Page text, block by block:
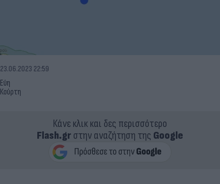
Εύη
Κούρτη
23.06.2023 22:59
Κάνε κλικ και δες περισσότερο
Flash.grστην αναζήτηση της Google